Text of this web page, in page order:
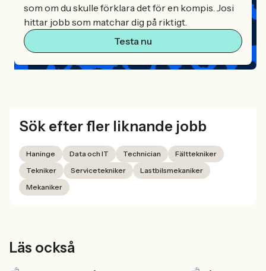
som om du skulle förklara det för en kompis. Josi
hittar jobb som matchar dig på riktigt.
Testa nu
Sök efter fler liknande jobb
Haninge Data och IT Technician
Fälttekniker
Tekniker
Servicetekniker
Lastbilsmekaniker
Mekaniker
Läs också